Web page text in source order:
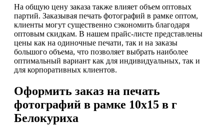
На общую цену заказа также влияет объем оптовых
партий. Заказывая печать фотографий в рамке оптом,
клиенты могут существенно сэкономить благодаря
оптовым скидкам. В нашем прайс-листе представлены
цены как на одиночные печати, так и на заказы
большого объема, что позволяет выбрать наиболее
оптимальный вариант как для индивидуальных, так и
для корпоративных клиентов.
Оформить заказ на печать
фотографий в рамке 10х15 в г
Белокуриха